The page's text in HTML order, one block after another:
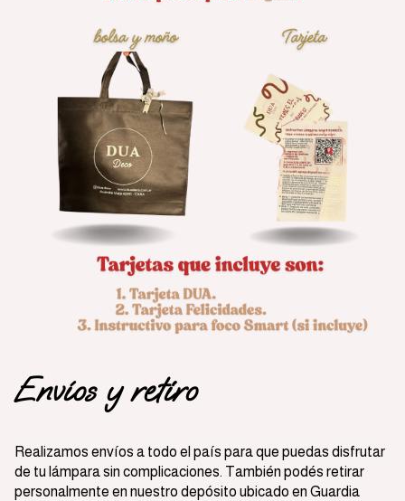
Envíos y retiro
Realizamos envíos a todo el país para que puedas disfrutar
de tu lámpara sin complicaciones. También podés retirar
personalmente en nuestro depósito ubicado en Guardia